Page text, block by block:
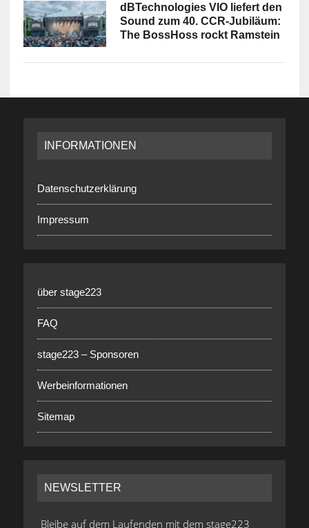
dBTechnologies VIO liefert den
Sound zum 40. CCR-Jubiläum:
The BossHoss rockt Ramstein
INFORMATIONEN
Datenschutzerklärung
Impressum
über stage223
FAQ
stage223 – Sponsoren
Werbeinformationen
Sitemap
NEWSLETTER
Bleibe auf dem Laufenden mit dem stage223